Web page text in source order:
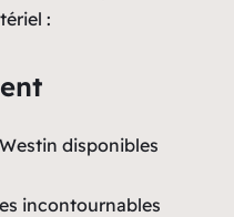
:
disponibles
incontournables